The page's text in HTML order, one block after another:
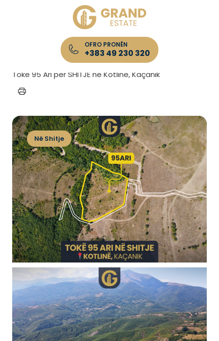
OFRO PRONËN
+383 49 230 320
Lista e Pronave/
Tokë 95 Ari për SHITJE në Kotlinë, Kaçanik
Në Shitje